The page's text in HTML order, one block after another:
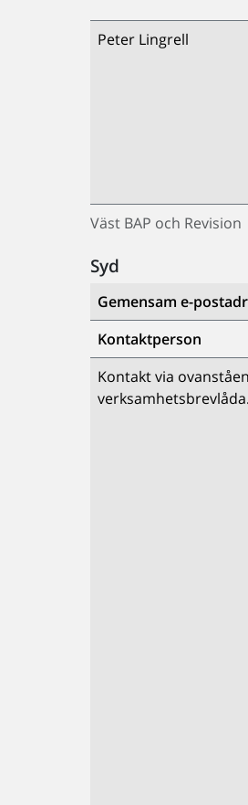
Väst BAP och Revision
Peter Lingrell
Syd
Gemensam e-
Kontaktperson
Kontakt via
verksamhetsbrevlåda.